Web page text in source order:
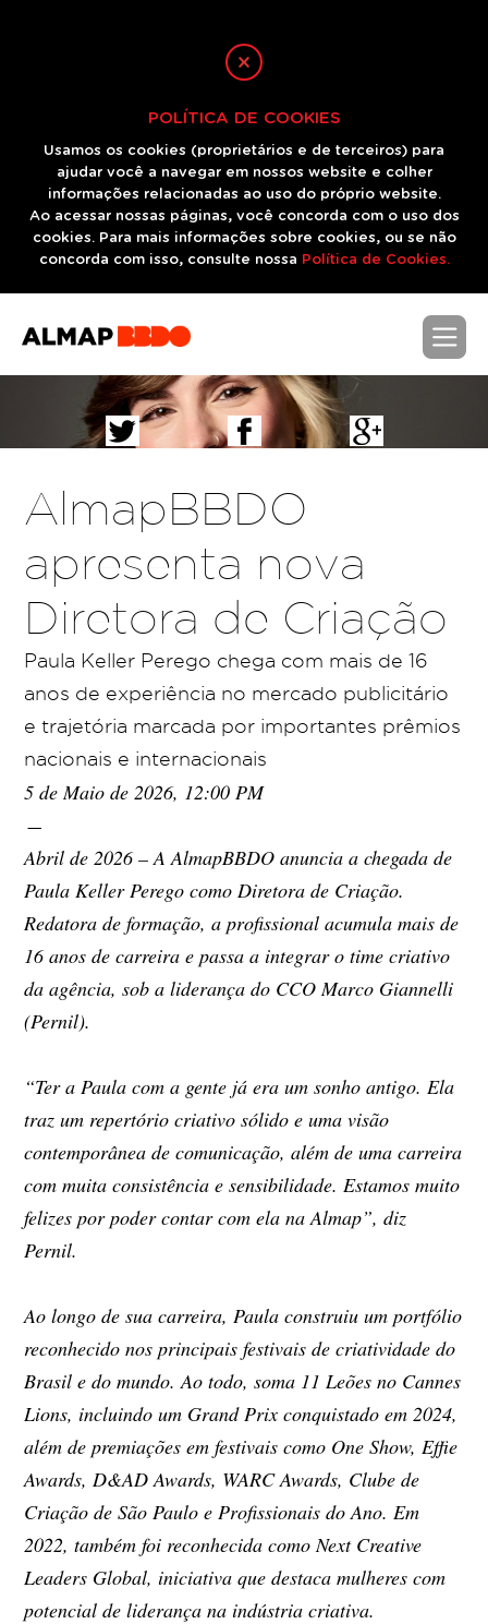
POLÍTICA DE COOKIES
Usamos os cookies (proprietários e de terceiros) para
ajudar você a navegar em nossos website e colher
informações relacionadas ao uso do próprio website.
Ao acessar nossas páginas, você concorda com o uso dos
cookies. Para mais informações sobre cookies, ou se não
concorda com isso, consulte nossa Política de Cookies.
AlmapBBDO
apresenta nova
Diretora de Criação
Paula Keller Perego chega com mais de 16
anos de experiência no mercado publicitário
e trajetória marcada por importantes prêmios
nacionais e internacionais
5 de Maio de 2026, 12:00 PM
-
Abril de 2026 – A AlmapBBDO anuncia a chegada de
Paula Keller Perego como Diretora de Criação.
Redatora de formação, a profissional acumula mais de
16 anos de carreira e passa a integrar o time criativo
da agência, sob a liderança do CCO Marco Giannelli
(Pernil).
“Ter a Paula com a gente já era um sonho antigo. Ela
traz um repertório criativo sólido e uma visão
contemporânea de comunicação, além de uma carreira
com muita consistência e sensibilidade. Estamos muito
felizes por poder contar com ela na Almap”, diz
Pernil.
Ao longo de sua carreira, Paula construiu um portfólio
reconhecido nos principais festivais de criatividade do
Brasil e do mundo. Ao todo, soma 11 Leões no Cannes
Lions, incluindo um Grand Prix conquistado em 2024,
além de premiações em festivais como One Show, Effie
Awards, D&AD Awards, WARC Awards, Clube de
Criação de São Paulo e Profissionais do Ano. Em
2022, também foi reconhecida como Next Creative
Leaders Global, iniciativa que destaca mulheres com
potencial de liderança na indústria criativa.